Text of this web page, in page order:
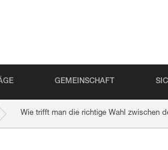
GEMEINSCHAFT
Wie trifft man die richtige Wahl zwischen